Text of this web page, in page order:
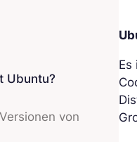
Ubuntu?
von
Es